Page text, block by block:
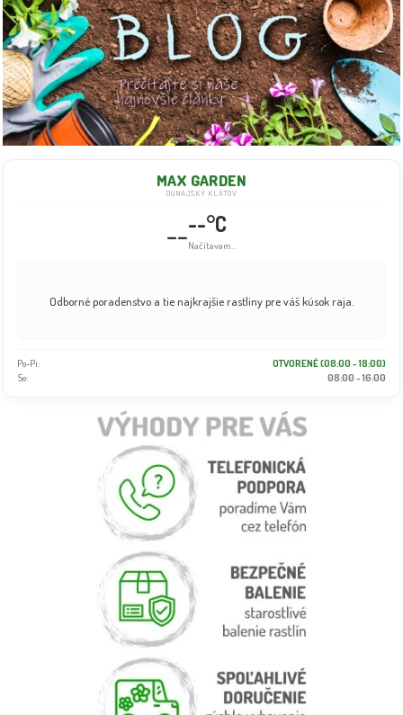
MAX GARDEN
DUNAJSKÝ KLÁTOV
----°C
Načítavam...
Odborné poradenstvo a tie najkrajšie rastliny pre váš kúsok raja.
Po-Pi:
OTVORENÉ (08:00 - 18:00)
So:
08:00 - 16:00